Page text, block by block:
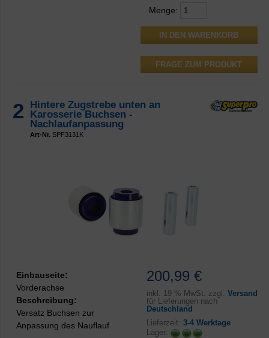
Menge:
FRAGE ZUM PRODUKT
2
Hintere Zugstrebe unten an
Karosserie Buchsen -
Nachlaufanpassung
Art-Nr. SPF3131K
200,99 €
inkl. 19 % MwSt. zzgl. Versand
für Lieferungen nach
Deutschland
Lieferzeit: 3-4 Werktage
Lager:
Einbauseite:
Vorderachse
Beschreibung:
Versatz Buchsen zur
Anpassung des Nauflauf